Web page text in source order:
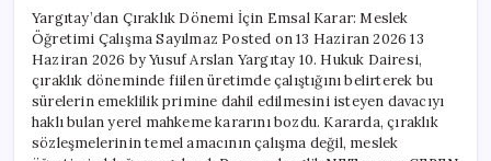
Öğretimi
Çalışma
Sayılmaz
için
Yargıtay’dan Çıraklık Dönemi İçin Emsal Karar: Meslek
Öğretimi Çalışma Sayılmaz Posted on 13 Haziran 2026 13
Haziran 2026 by Yusuf Arslan Yargıtay 10. Hukuk Dairesi,
çıraklık döneminde fiilen üretimde çalıştığını belirterek bu
sürelerin emeklilik primine dahil edilmesini isteyen davacıyı
haklı bulan yerel mahkeme kararını bozdu. Kararda, çıraklık
sözleşmelerinin temel amacının çalışma değil, meslek